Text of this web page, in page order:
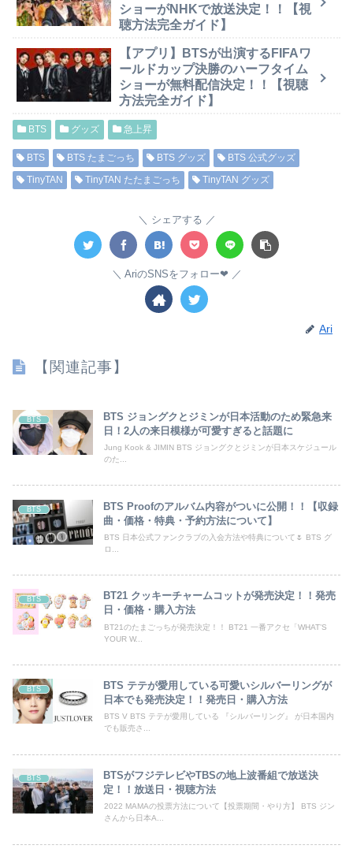
ショーがNHKで放送決定！！【視
聴方法完全ガイド】
【アプリ】BTSが出演するFIFAワ
ールドカップ決勝のハーフタイム
ショーが無料配信決定！！【視聴
方法完全ガイド】
BTS グッズ 急上昇
BTS BTS たまごっち BTS グッズ
BTS 公式グッズ
TinyTAN
TinyTAN たたまごっち TinyTAN グッズ
シェアする
AriのSNSをフォロー❤︎
Ari
【関連記事】
BTS
BTS ジョングクとジミンが日本活動のため緊急来
日！2人の来日模様が可愛すぎると話題に
Jung Kook & JIMIN BTS ジョングクとジミンが日本スケジュール
のた...
BTS
BTS Proofのアルバム内容がついに公開！！【収録
曲・価格・特典・予約方法について】
BTS 日本公式ファンクラブの入会方法や特典について🌷 BTS グ
ロ...
BTS
BT21 クッキーチャームコットが発売決定！！発売
日・価格・購入方法
BT21のたまごっちが発売決定！！ BT21 一番アクセ「WHAT’S
YOUR W...
BTS
BTS テテが愛用している可愛いシルバーリングが
日本でも発売決定！！発売日・購入方法
BTS V BTS テテが愛用している 『シルバーリング』 が日本国内
でも販売さ...
BTS
BTSがフジテレビやTBSの地上波番組で放送決
定！！放送日・視聴方法
2022 MAMAの投票方法について【投票期間・やり方】 BTS ジン
さんから日本A...